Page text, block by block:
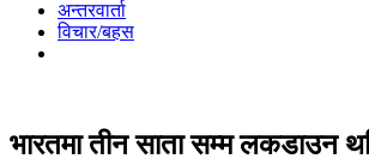
अन्तरवार्ता
विचार/बहस
भारतमा तीन साता सम्म लकडाउन